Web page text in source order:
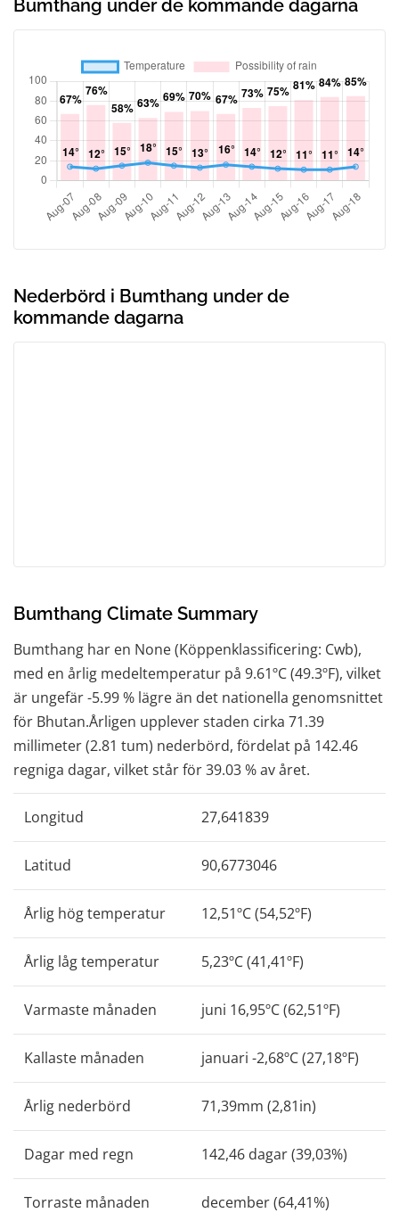
Bumthang under de kommande dagarna
Nederbörd i Bumthang under de
kommande dagarna
Bumthang Climate Summary
Bumthang har en None (Köppenklassificering: Cwb),
med en årlig medeltemperatur på 9.61ºC (49.3ºF), vilket
är ungefär -5.99 % lägre än det nationella genomsnittet
för Bhutan.Årligen upplever staden cirka 71.39
millimeter (2.81 tum) nederbörd, fördelat på 142.46
regniga dagar, vilket står för 39.03 % av året.
Longitud 27,641839
Latitud 90,6773046
Årlig hög temperatur 12,51ºC (54,52ºF)
Årlig låg temperatur 5,23ºC (41,41ºF)
Varmaste månaden juni 16,95ºC (62,51ºF)
Kallaste månaden januari -2,68ºC (27,18ºF)
Årlig nederbörd 71,39mm (2,81in)
Dagar med regn 142,46 dagar (39,03%)
Torraste månaden december (64,41%)